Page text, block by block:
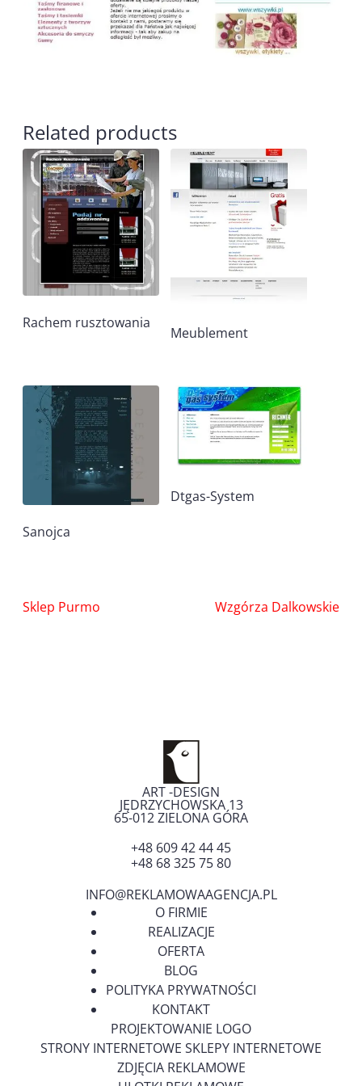
Related products
Rachem rusztowania
Meublement
Sanojca
Dtgas-System
Nawigacja
Sklep Purmo Wzgórza Dalkowskie
ART -DESIGN
JĘDRZYCHOWSKA 13
65-012ZIELONA GÓRA
+48 609 42 44 45
+48 68 325 75 80
INFO@REKLAMOWAAGENCJA.PL
O FIRMIE
REALIZACJE
OFERTA
BLOG
POLITYKA PRYWATNOŚCI
KONTAKT
PROJEKTOWANIE LOGO
STRONY INTERNETOWE SKLEPY INTERNETOWE
ZDJĘCIA REKLAMOWE